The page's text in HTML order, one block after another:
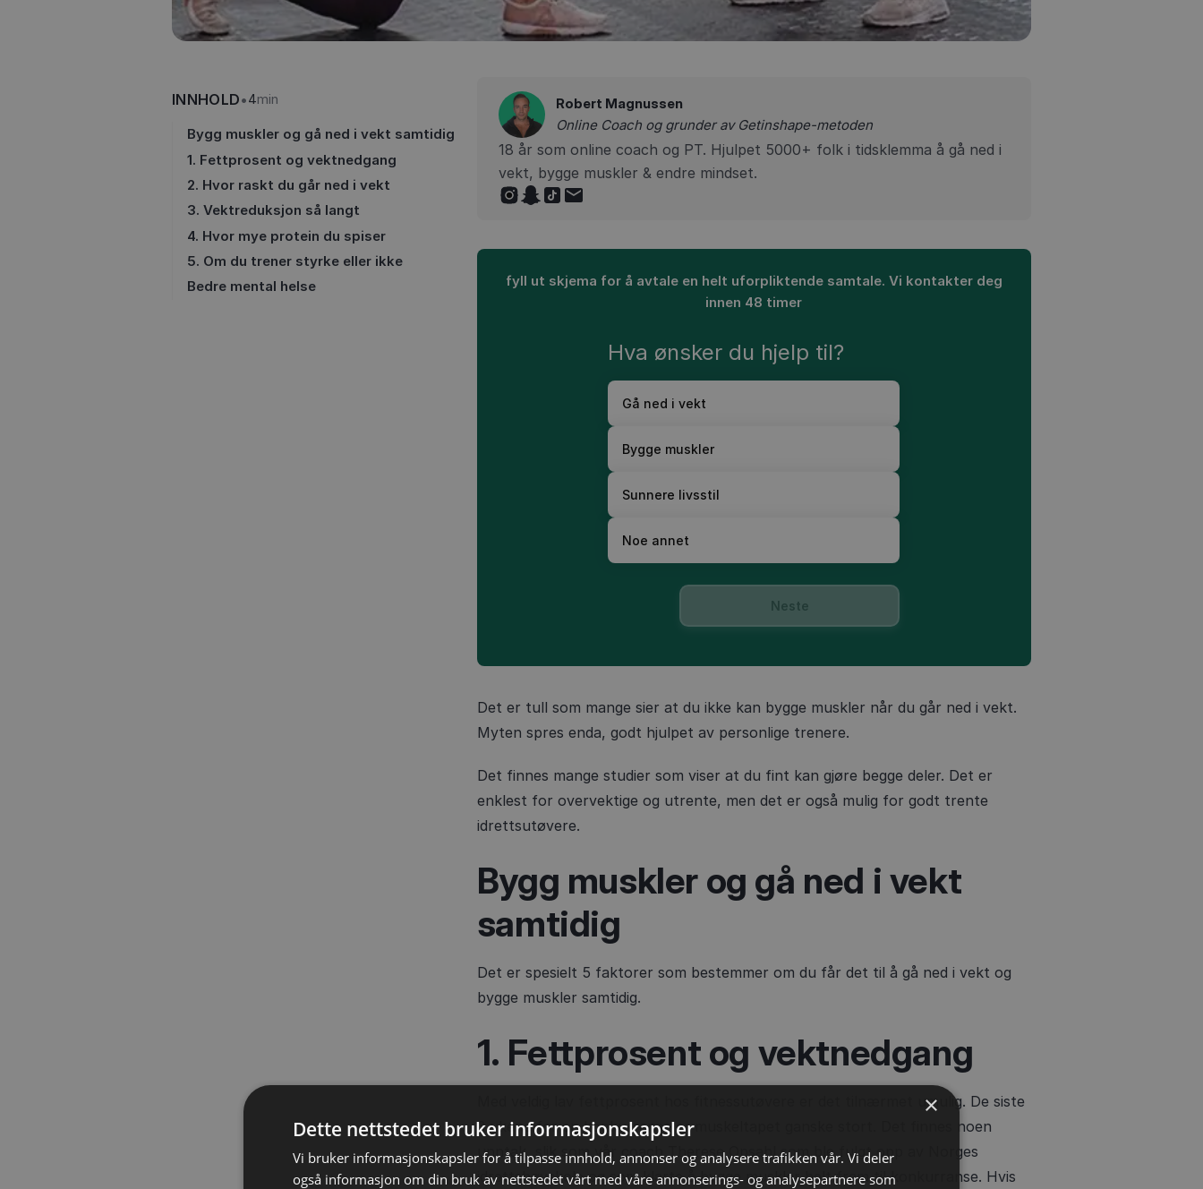
INNHOLD•4min
Bygg muskler og gå ned i vekt samtidig
1. Fettprosent og vektnedgang
2. Hvor raskt du går ned i vekt
3. Vektreduksjon så langt
4. Hvor mye protein du spiser
5. Om du trener styrke eller ikke
Bedre mental helse
Robert Magnussen
Online Coach og grunder av Getinshape-metoden
18 år som online coach og PT. Hjulpet 5000+ folk i tidsklemma å gå ned i
vekt, bygge muskler & endre mindset.
fyll ut skjema for å avtale en helt uforpliktende samtale. Vi kontakter deg
innen 48 timer
Hva ønsker du hjelp til?
Gå ned i vekt
Bygge muskler
Sunnere livsstil
Noe annet
Neste
Det er tull som mange sier at du ikke kan bygge muskler når du går ned i vekt.
Myten spres enda, godt hjulpet av personlige trenere.
Det finnes mange studier som viser at du fint kan gjøre begge deler. Det er
enklest for overvektige og utrente, men det er også mulig for godt trente
idrettsutøvere.
Bygg muskler og gå ned i vekt
samtidig
Det er spesielt 5 faktorer som bestemmer om du får det til å gå ned i vekt og
bygge muskler samtidig.
1. Fettprosent og vektnedgang
Med veldig lav fettprosent hos fitnessutøvere er det tilnærmet umulig. De siste
3 ukene før en konkurranse er muskeltapet ganske stort. Det finnes noen
unntak, slik som vår coach Therese Opsahl som ble fulgt opp av Norges
idrettshøyskole og som klarte å bygge muskler helt fram til konkurranse. Hvis
×
Dette nettstedet bruker informasjonskapsler
Vi bruker informasjonskapsler for å tilpasse innhold, annonser og analysere trafikken vår. Vi deler
også informasjon om din bruk av nettstedet vårt med våre annonserings- og analysepartnere som